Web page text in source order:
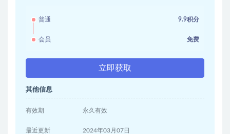
普通 9.9积分
会员 免费
立即获取
其他信息
有效期 永久有效
最近更新 2024年03月07日